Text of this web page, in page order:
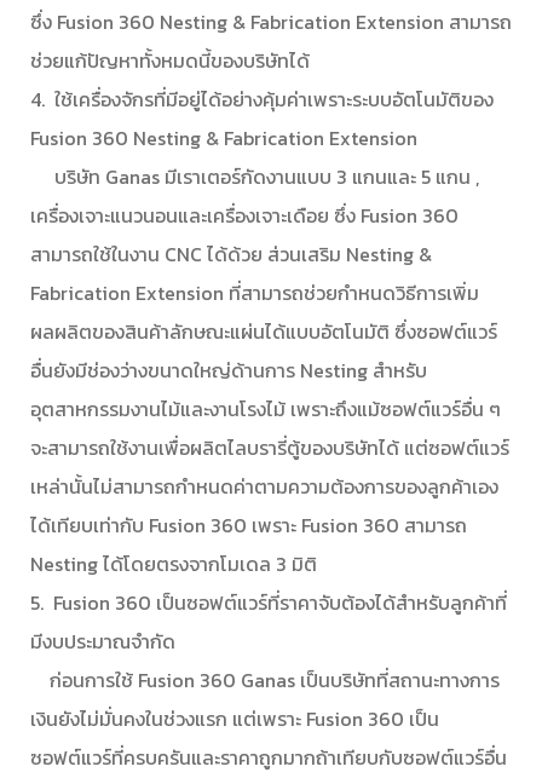
ซึ่ง Fusion 360 Nesting & Fabrication Extension สามารถ
ช่วยแก้ปัญหาทั้งหมดนี้ของบริษัทได้
4. ใช้เครื่องจักรที่มีอยู่ได้อย่างคุ้มค่าเพราะระบบอัตโนมัติของ
Fusion 360 Nesting & Fabrication Extension
บริษัท Ganas มีเราเตอร์กัดงานแบบ 3 แกนและ 5 แกน ,
เครื่องเจาะแนวนอนและเครื่องเจาะเดือย ซึ่ง Fusion 360
สามารถใช้ในงาน CNC ได้ด้วย ส่วนเสริม Nesting &
Fabrication Extension ที่สามารถช่วยกำหนดวิธีการเพิ่ม
ผลผลิตของสินค้าลักษณะแผ่นได้แบบอัตโนมัติ ซึ่งซอฟต์แวร์
อื่นยังมีช่องว่างขนาดใหญ่ด้านการ Nesting สำหรับ
อุตสาหกรรมงานไม้และงานโรงไม้ เพราะถึงแม้ซอฟต์แวร์อื่น ๆ
จะสามารถใช้งานเพื่อผลิตไลบรารี่ตู้ของบริษัทได้ แต่ซอฟต์แวร์
เหล่านั้นไม่สามารถกำหนดค่าตามความต้องการของลูกค้าเอง
ได้เทียบเท่ากับ Fusion 360 เพราะ Fusion 360 สามารถ
Nesting ได้โดยตรงจากโมเดล 3 มิติ
5. Fusion 360 เป็นซอฟต์แวร์ที่ราคาจับต้องได้สำหรับลูกค้าที่
มีงบประมาณจำกัด
ก่อนการใช้ Fusion 360 Ganas เป็นบริษัทที่สถานะทางการ
เงินยังไม่มั่นคงในช่วงแรก แต่เพราะ Fusion 360 เป็น
ซอฟต์แวร์ที่ครบครันและราคาถูกมากถ้าเทียบกับซอฟต์แวร์อื่น